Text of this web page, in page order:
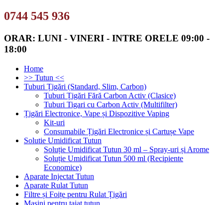
0744 545 936
ORAR: LUNI - VINERI - INTRE ORELE 09:00 -
18:00
Home
>> Tutun <<
Tuburi Țigări (Standard, Slim, Carbon)
Tuburi Țigări Fără Carbon Activ (Clasice)
Tuburi Tigari cu Carbon Activ (Multifilter)
Țigări Electronice, Vape și Dispozitive Vaping
Kit-uri
Consumabile Țigări Electronice și Cartușe Vape
Solutie Umidificat Tutun
Soluție Umidificat Tutun 30 ml – Spray-uri și Arome
Soluție Umidificat Tutun 500 ml (Recipiente
Economice)
Aparate Injectat Tutun
Aparate Rulat Tutun
Filtre și Foițe pentru Rulat Țigări
Masini pentru taiat tutun